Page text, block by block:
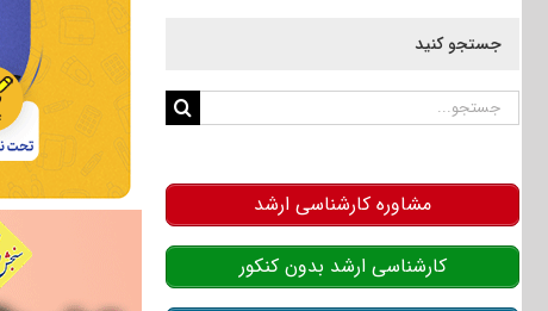
جستجو کنید
جستجو
مشاوره کارشناسی ارشد
کارشناسی ارشد بدون کنکور